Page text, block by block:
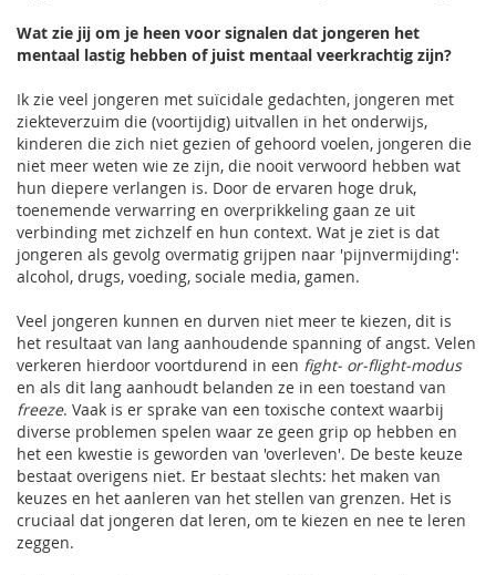
Wat zie jij om je heen voor signalen dat jongeren het
mentaal lastig hebben of juist mentaal veerkrachtig zijn?
Ik zie veel jongeren met suïcidale gedachten, jongeren met
ziekteverzuim die (voortijdig) uitvallen in het onderwijs,
kinderen die zich niet gezien of gehoord voelen, jongeren die
niet meer weten wie ze zijn, die nooit verwoord hebben wat
hun diepere verlangen is. Door de ervaren hoge druk,
toenemende verwarring en overprikkeling gaan ze uit
verbinding met zichzelf en hun context. Wat je ziet is dat
jongeren als gevolg overmatig grijpen naar 'pijnvermijding':
alcohol, drugs, voeding, sociale media, gamen.
Veel jongeren kunnen en durven niet meer te kiezen, dit is
het resultaat van lang aanhoudende spanning of angst. Velen
verkeren hierdoor voortdurend in een fight- or-flight-modus
en als dit lang aanhoudt belanden ze in een toestand van
freeze. Vaak is er sprake van een toxische context waarbij
diverse problemen spelen waar ze geen grip op hebben en
het een kwestie is geworden van 'overleven'. De beste keuze
bestaat overigens niet. Er bestaat slechts: het maken van
keuzes en het aanleren van het stellen van grenzen. Het is
cruciaal dat jongeren dat leren, om te kiezen en nee te leren
zeggen.